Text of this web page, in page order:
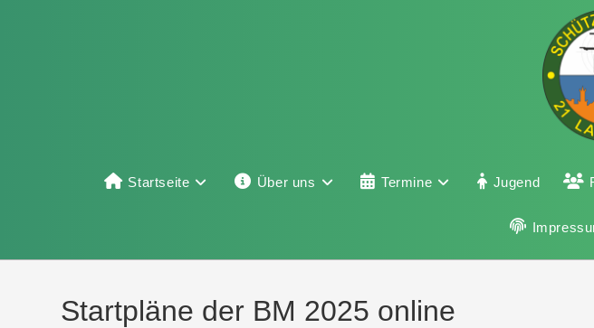
Startseite Über uns Termine Jugend
Startpläne der BM 2025 online